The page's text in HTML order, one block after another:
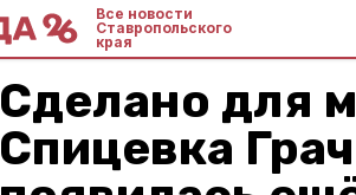
Все новости
Ставропольского
края
Сделано для
Спицевка